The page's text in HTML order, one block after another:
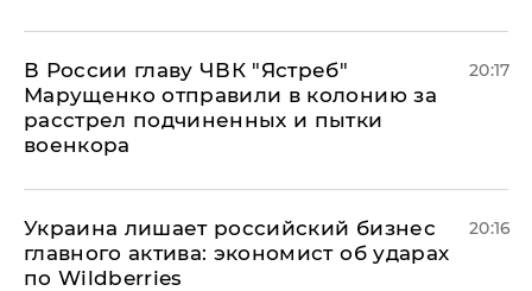
В России главу ЧВК "Ястреб"
Марущенко отправили в колонию за
расстрел подчиненных и пытки
военкора
20:17
​Украина лишает российский бизнес
главного актива: экономист об ударах
по Wildberries
20:16